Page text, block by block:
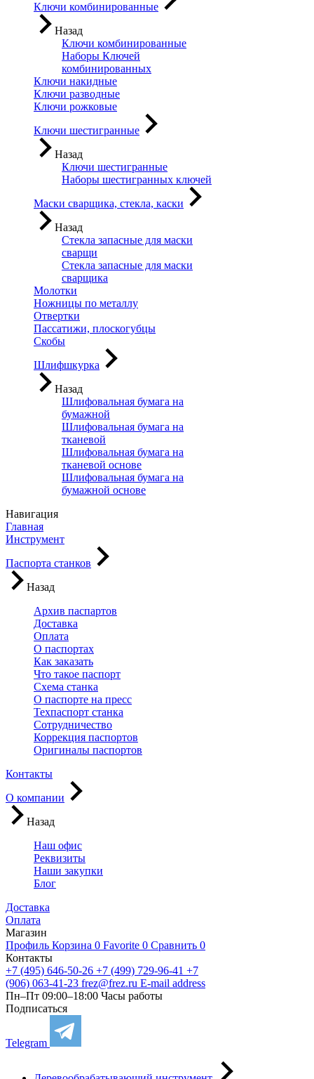
Ключи комбинированные
Назад
Ключи комбинированные
Наборы Ключей
комбинированных
Ключи накидные
Ключи разводные
Ключи рожковые
Ключи шестигранные
Назад
Ключи шестигранные
Наборы шестигранных ключей
Маски сварщика, стекла, каски
Назад
Стекла запасные для маски
сварщи
Стекла запасные для маски
сварщика
Молотки
Ножницы по металлу
Отвертки
Пассатижи, плоскогубцы
Скобы
Шлифшкурка
Назад
Шлифовальная бумага на
бумажной
Шлифовальная бумага на
тканевой
Шлифовальная бумага на
тканевой основе
Шлифовальная бумага на
бумажной основе
Навигация
Главная
Инструмент
Паспорта станков
Назад
Архив паспартов
Доставка
Оплата
О паспортах
Как заказать
Что такое паспорт
Схема станка
О паспорте на пресс
Техпаспорт станка
Сотрудничество
Коррекция паспортов
Оригиналы паспортов
Контакты
О компании
Назад
Наш офис
Реквизиты
Наши закупки
Блог
Доставка
Оплата
Магазин
Профиль Корзина 0 Favorite 0 Сравнить 0
Контакты
+7 (495) 646-50-26 +7 (499) 729-96-41 +7
(906) 063-41-23 frez@frez.ru E-mail address
Пн–Пт 09:00–18:00 Часы работы
Подписаться
Telegram